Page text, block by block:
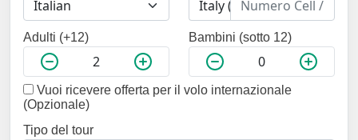
Adulti (+12) Bambini (sotto 12)
Vuoi ricevere offerta per il volo internazionale
(Opzionale)
Tipo del tour